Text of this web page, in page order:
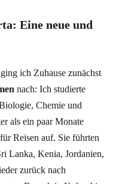
Eine neue und
ich Zuhause zunächst
nach: Ich studierte
Chemie und
als ein paar Monate
Reisen auf. Sie führten
Lanka, Kenia, Jordanien,
zurück nach